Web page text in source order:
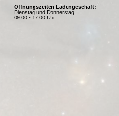
Öffnungszeiten Ladengeschäft:
Dienstag und Donnerstag
09:00 - 17:00 Uhr